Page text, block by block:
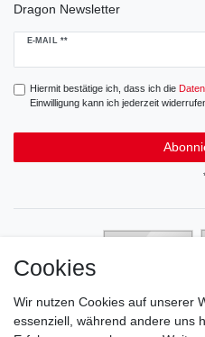
Dragon Newsletter
E-MAIL **
Newsletter
Hiermit bestätige ich, dass ich die
Einwilligung kann ich jederzeit
Cookies
Wir nutzen Cookies auf unserer
essenziell, während andere uns